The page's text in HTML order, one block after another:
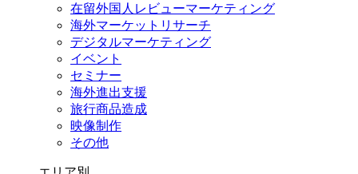
在留外国⼈レビューマーケティング
海外マーケットリサーチ
デジタルマーケティング
イベント
セミナー
海外進出支援
旅行商品造成
映像制作
その他